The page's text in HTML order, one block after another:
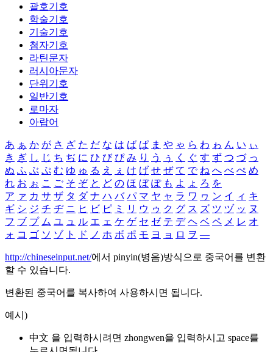
괄호기호
학술기호
기술기호
첨자기호
라틴문자
러시아문자
단위기호
일반기호
로마자
아랍어
あ ぁ か が さ ざ た だ な は ば ぱ ま や ゃ ら わ ゎ ん い ぃ
き ぎ し じ ち ぢ に ひ び ぴ み り う ぅ く ぐ す ず つ づ っ
ぬ ふ ぶ ぷ む ゆ ゅ る え ぇ け げ せ ぜ て で ね へ べ ぺ め
れ お ぉ こ ご そ ぞ と ど の ほ ぼ ぽ も よ ょ ろ を
ア ァ カ サ ザ タ ダ ナ ハ バ パ マ ヤ ャ ラ ワ ヮ ン イ ィ キ
ギ シ ジ チ ヂ ニ ヒ ビ ピ ミ リ ウ ゥ ク グ ス ズ ツ ヅ ッ ヌ
フ ブ プ ム ユ ュ ル エ ェ ケ ゲ セ ゼ テ デ ヘ ベ ペ メ レ オ
ォ コ ゴ ソ ゾ ト ド ノ ホ ボ ポ モ ヨ ョ ロ ヲ ―
http://chineseinput.net/에서 pinyin(병음)방식으로 중국어를 변환
할 수 있습니다.
변환된 중국어를 복사하여 사용하시면 됩니다.
예시)
中文 을 입력하시려면 zhongwen을 입력하시고 space를